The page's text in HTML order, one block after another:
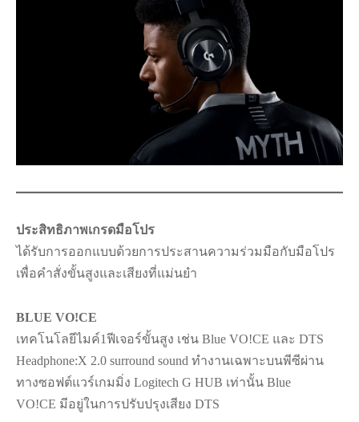
ประสิทธิภาพเกรดมือโปร
ได้รับการออกแบบด้วยการประสานความร่วมมือกับมือโปร
เพื่อคำสั่งขั้นสูงและเสียงที่แม่นยำ
BLUE VO!CE
เทคโนโลยีไมค์1ฟีเจอร์ขั้นสูง เช่น Blue VO!CE และ DTS
Headphone:X 2.0 surround sound ทำงานเฉพาะบนพีซีผ่าน
ทางซอฟต์แวร์เกมมิ่ง Logitech G HUB เท่านั้น Blue
VO!CE มีอยู่ในการปรับปรุงเสียง DTS